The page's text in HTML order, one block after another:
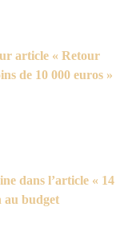
article « Retour
de 10 000 euros »
dans l’article « 14
au budget